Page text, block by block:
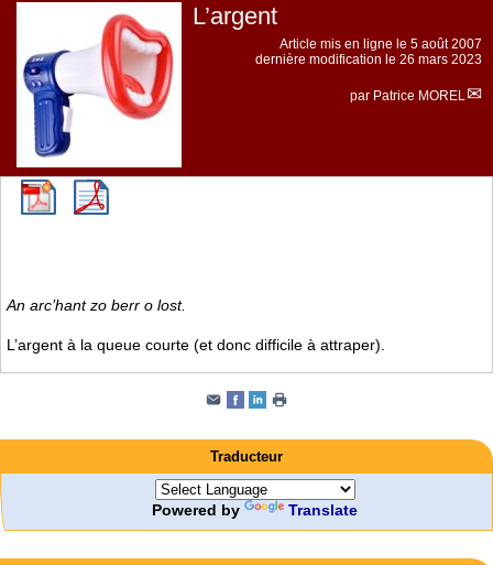
L’argent
Article mis en ligne le 5 août 2007
dernière modification le 26 mars 2023
par Patrice MOREL
An arc’hant zo berr o lost.
L’argent à la queue courte (et donc difficile à attraper).
Traducteur
Powered by Translate